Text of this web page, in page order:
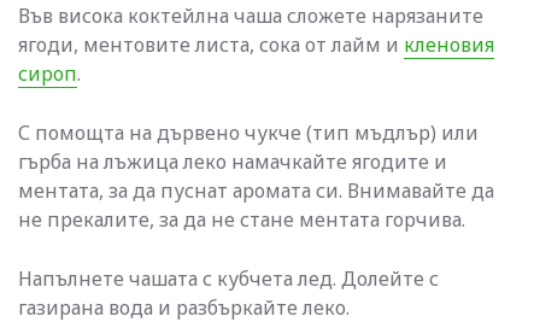
Във висока коктейлна чаша сложете нарязаните
ягоди, ментовите листа, сока от лайм и кленовия
сироп.
С помощта на дървено чукче (тип мъдлър) или
гърба на лъжица леко намачкайте ягодите и
ментата, за да пуснат аромата си. Внимавайте да
не прекалите, за да не стане ментата горчива.
Напълнете чашата с кубчета лед. Долейте с
газирана вода и разбъркайте леко.